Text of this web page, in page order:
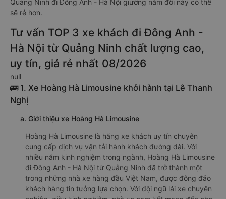
Quảng Ninh đi Đông Anh - Hà Nội giường nằm đôi này có thể
sẽ rẻ hơn.
Tư vấn TOP 3 xe khách đi Đông Anh -
Hà Nội từ Quảng Ninh chất lượng cao,
uy tín, giá rẻ nhất 08/2026
null
🚌 1. Xe Hoàng Hà Limousine khởi hành tại Lê Thanh
Nghị
a. Giới thiệu xe Hoàng Hà Limousine
Hoàng Hà Limousine là hãng xe khách uy tín chuyên
cung cấp dịch vụ vận tải hành khách đường dài. Với
nhiều năm kinh nghiệm trong ngành, Hoàng Hà Limousine
đi Đông Anh - Hà Nội từ Quảng Ninh đã trở thành một
trong những nhà xe hàng đầu Việt Nam, được đông đảo
khách hàng tin tưởng lựa chọn. Với đội ngũ lái xe chuyên